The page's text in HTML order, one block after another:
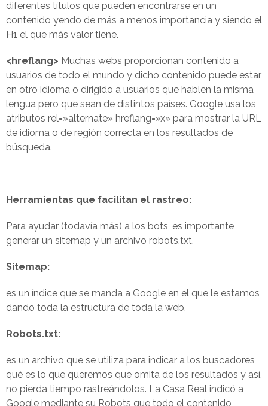
diferentes títulos que pueden encontrarse en un
contenido yendo de más a menos importancia y siendo el
H1 el que más valor tiene.
<hreflang> Muchas webs proporcionan contenido a
usuarios de todo el mundo y dicho contenido puede estar
en otro idioma o dirigido a usuarios que hablen la misma
lengua pero que sean de distintos países. Google usa los
atributos rel=»alternate» hreflang=»x» para mostrar la URL
de idioma o de región correcta en los resultados de
búsqueda.
Herramientas que facilitan el rastreo:
Para ayudar (todavía más) a los bots, es importante
generar un sitemap y un archivo robots.txt.
Sitemap:
es un índice que se manda a Google en el que le estamos
dando toda la estructura de toda la web.
Robots.txt:
es un archivo que se utiliza para indicar a los buscadores
qué es lo que queremos que omita de los resultados y así,
no pierda tiempo rastreándolos. La Casa Real indicó a
Google mediante su Robots que todo el contenido